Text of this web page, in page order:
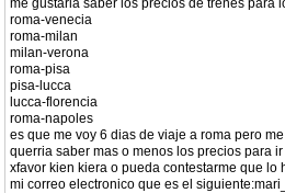
me gustaria saber los precios de trenes para
roma-venecia
roma-milan
milan-verona
roma-pisa
pisa-lucca
lucca-florencia
roma-napoles
es que me voy 6 dias de viaje a roma pero
querria saber mas o menos los precios para
xfavor kien kiera o pueda contestarme que lo
mi correo electronico que es el siguiente: